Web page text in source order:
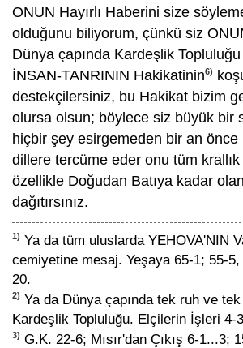
ONUN Hayırlı Haberini size
olduğunu biliyorum, çünkü siz
Dünya çapında Kardeşlik
İNSAN-TANRININ Hakikatinin6)
destekçilersiniz, bu Hakikat bizim
olursa olsun; böylece siz büyük bir
hiçbir şey esirgemeden bir an önce
dillere tercüme eder onu tüm
özellikle Doğudan Batıya kadar
dağıtırsınız.
1) Ya da tüm uluslarda YEHOVA'NIN
cemiyetine mesaj. Yeşaya 65-1; 55-5,
20.
2) Ya da Dünya çapında tek ruh ve
Kardeşlik Topluluğu. Elçilerin İşleri 4-
3) G.K. 22-6; Mısır'dan Çıkış 6-1...3;